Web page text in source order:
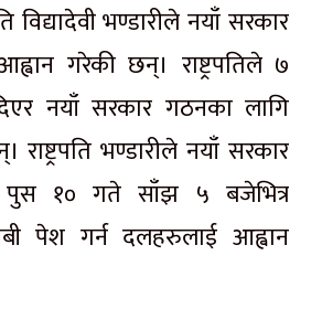
विद्यादेवी भण्डारीले नयाँ सरकार
गरेकी छन्। राष्ट्रपतिले ७
नयाँ सरकार गठनका लागि
राष्ट्रपति भण्डारीले नयाँ सरकार
पुस १० गते साँझ ५ बजेभित्र
पेश गर्न दलहरुलाई आह्वान